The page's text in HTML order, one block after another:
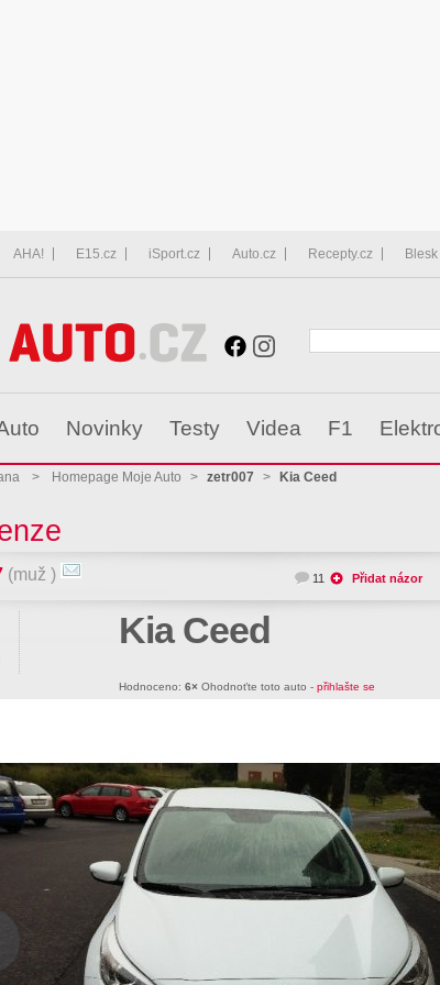
AHA! E15.cz iSport.cz Auto.cz Recepty.cz
Novinky Testy Videa F1
> Homepage Moje Auto > zetr007 > Kia Ceed
(muž ) 11 Přidat názor
Kia Ceed
Hodnoceno: 6× Ohodnoťte toto auto - přihlašte se